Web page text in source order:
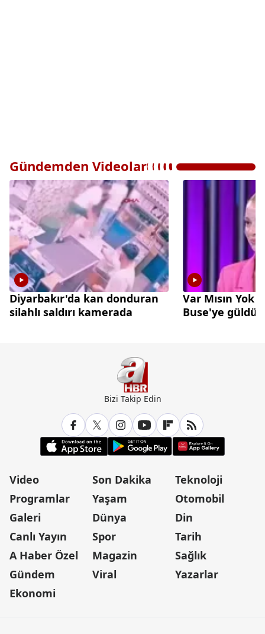
Gündemden Videolar
Diyarbakır'da kan donduran
silahlı saldırı kamerada
Var Mısın Yok
Buse'ye güldü
Bizi Takip Edin
Video
Programlar
Galeri
Canlı Yayın
A Haber Özel
Gündem
Ekonomi
Son Dakika
Yaşam
Dünya
Spor
Magazin
Viral
Teknoloji
Otomobil
Din
Tarih
Sağlık
Yazarlar